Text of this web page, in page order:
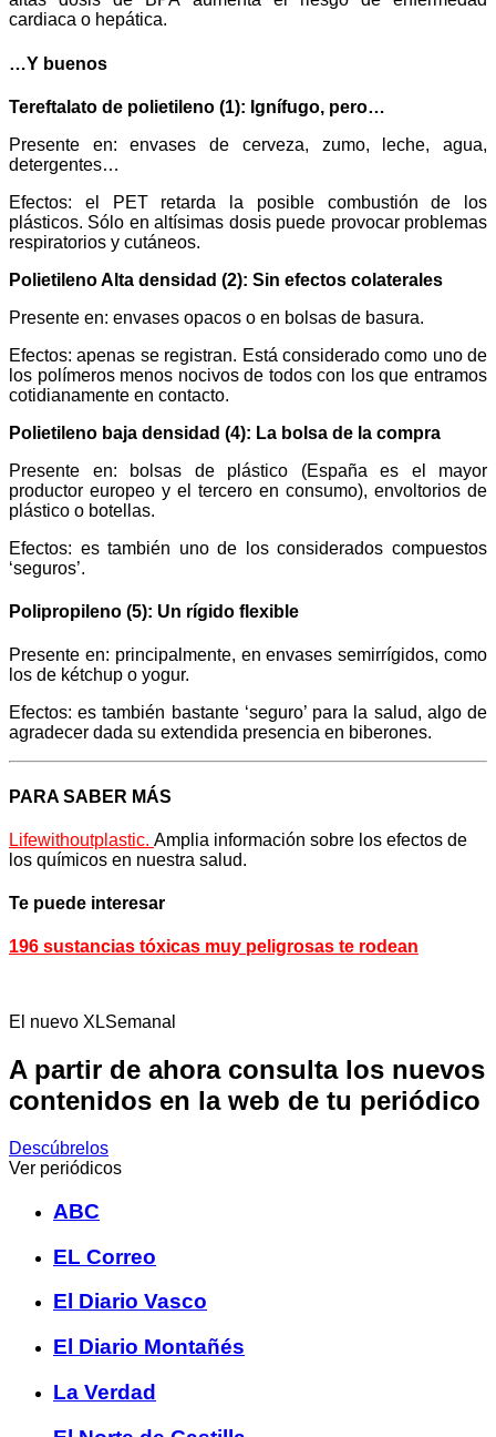
cardiaca o hepática.
…Y buenos
Tereftalato de polietileno (1): Ignífugo, pero…
Presente en: envases de cerveza, zumo, leche, agua,
detergentes…
Efectos: el PET retarda la posible combustión de los
plásticos. Sólo en altísimas dosis puede provocar problemas
respiratorios y cutáneos.
Polietileno Alta densidad (2): Sin efectos colaterales
Presente en: envases opacos o en bolsas de basura.
Efectos: apenas se registran. Está considerado como uno de
los polímeros menos nocivos de todos con los que entramos
cotidianamente en contacto.
Polietileno baja densidad (4): La bolsa de la compra
Presente en: bolsas de plástico (España es el mayor
productor europeo y el tercero en consumo), envoltorios de
plástico o botellas.
Efectos: es también uno de los considerados compuestos
‘seguros’.
Polipropileno (5): Un rígido flexible
Presente en: principalmente, en envases semirrígidos, como
los de kétchup o yogur.
Efectos: es también bastante ‘seguro’ para la salud, algo de
agradecer dada su extendida presencia en biberones.
PARA SABER MÁS
Lifewithoutplastic. Amplia información sobre los efectos de
los químicos en nuestra salud.
Te puede interesar
196 sustancias tóxicas muy peligrosas te rodean
El nuevo XLSemanal
A partir de ahora consulta los nuevos
contenidos en la web de tu periódico
Descúbrelos
Ver periódicos
ABC
EL Correo
El Diario Vasco
El Diario Montañés
La Verdad